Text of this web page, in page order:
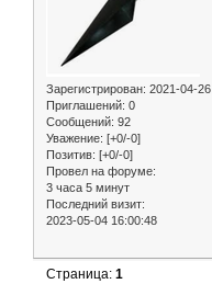
Зарегистрирован: 2021-04-26
Приглашений: 0
Сообщений: 92
Уважение: [+0/-0]
Позитив: [+0/-0]
Провел на форуме:
3 часа 5 минут
Последний визит:
2023-05-04 16:00:48
Страница:1